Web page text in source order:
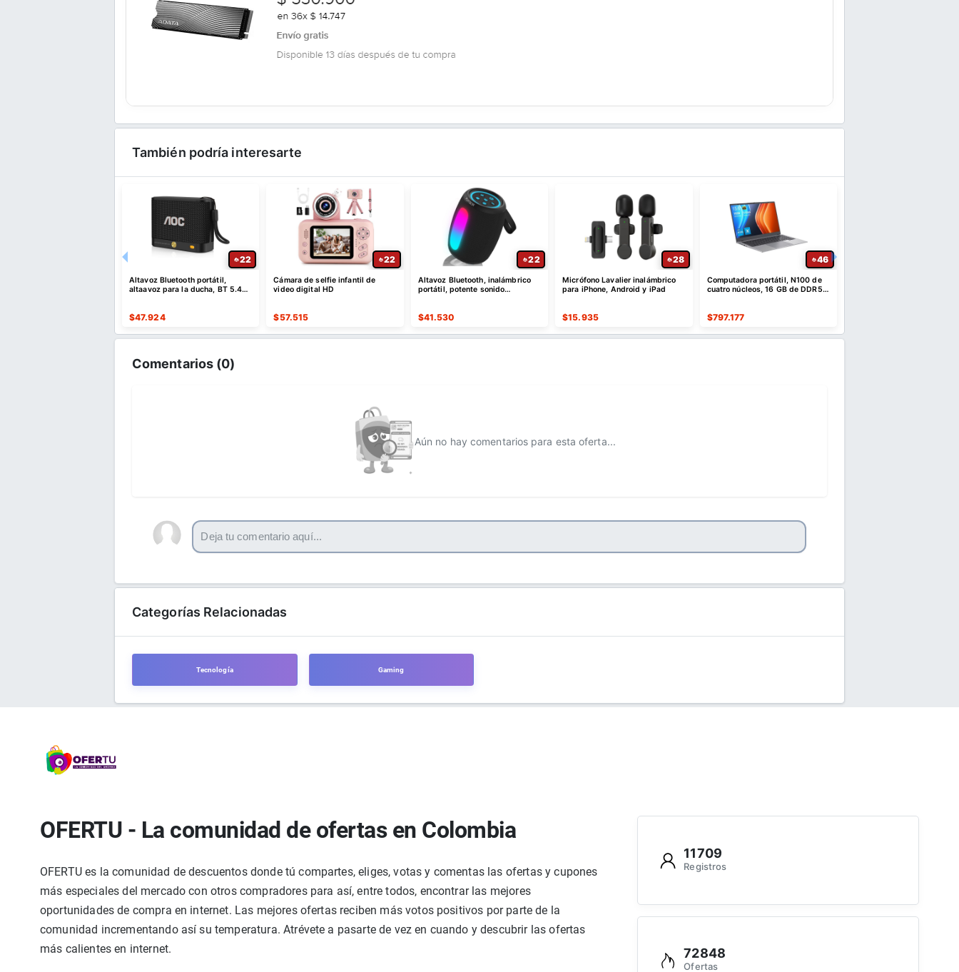
También podría interesarte
22
Altavoz Bluetooth portátil,
altaavoz para la ducha, BT 5.4
$47.924
22
Cámara de selfie infantil de
video digital HD
$57.515
22
Altavoz Bluetooth, inalámbrico
portátil, potente sonido
$41.530
28
Micrófono Lavalier inalámbrico
para iPhone, Android y iPad
$15.935
46
Computadora portátil, N100 de
cuatro núcleos, 16 GB de DDR5 y
$797.177
Comentarios (0)
Aún no hay comentarios para esta oferta...
Categorías Relacionadas
Tecnología Gaming
OFERTU - La comunidad de ofertas en Colombia
OFERTU es la comunidad de descuentos donde tú compartes, eliges, votas y comentas las ofertas y cupones
más especiales del mercado con otros compradores para así, entre todos, encontrar las mejores
oportunidades de compra en internet. Las mejores ofertas reciben más votos positivos por parte de la
comunidad incrementando así su temperatura. Atrévete a pasarte de vez en cuando y descubrir las ofertas
más calientes en internet.
11709
Registros
72848
Ofertas